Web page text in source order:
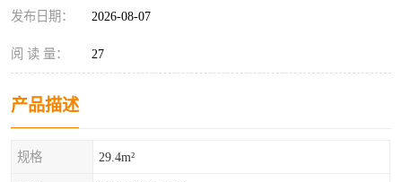
发布日期： 2026-08-07
阅 读 量： 27
产品描述
规格 29.4m²